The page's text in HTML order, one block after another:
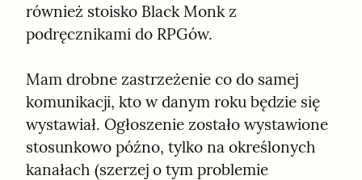
również stoisko Black Monk z
podręcznikami do RPGów.
Mam drobne zastrzeżenie co do samej
komunikacji, kto w danym roku będzie się
wystawiał. Ogłoszenie zostało wystawione
stosunkowo późno, tylko na określonych
kanałach (szerzej o tym problemie